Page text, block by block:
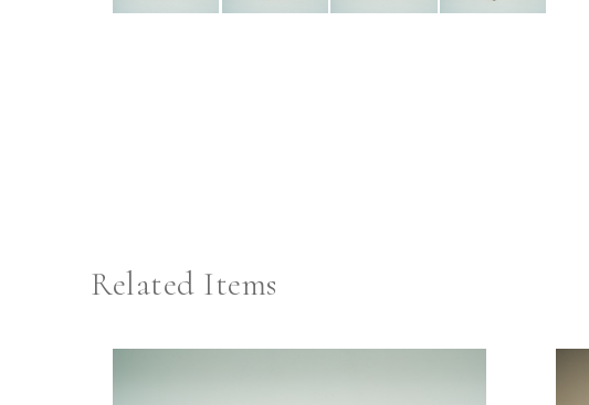
Related Items